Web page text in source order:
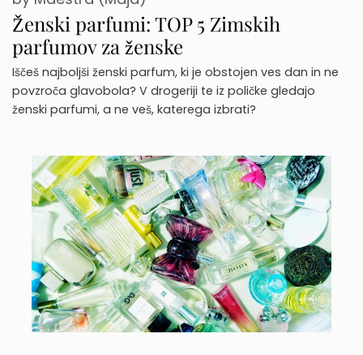
Ženski parfumi: TOP 5 Zimskih
parfumov za ženske
Iščeš najboljši ženski parfum, ki je obstojen ves dan in ne
povzroča glavobola? V drogeriji te iz poličke gledajo
ženski parfumi, a ne veš, katerega izbrati?